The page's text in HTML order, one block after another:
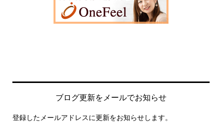
ブログ更新をメールでお知らせ
登録したメールアドレスに更新をお知らせします。